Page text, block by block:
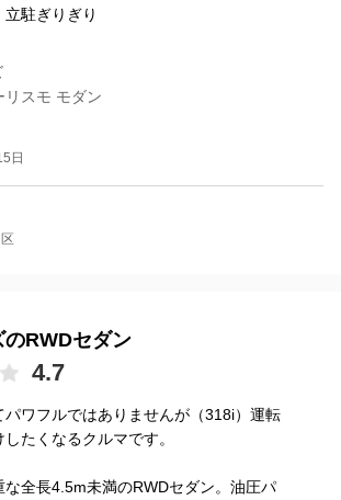
駐ぎりぎり
リスモ モダン
日
RWDセダン
4.7
パワフルではありませんが（318i）運転
たくなるクルマです。
な全長4.5m未満のRWDセダン。油圧パ